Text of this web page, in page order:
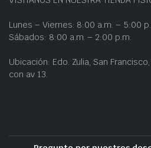
Lunes – Viernes: 8:00 a.m. – 5:00
Sábados: 8:00 a.m. – 2:00 p.m.
Ubicación: Edo. Zulia, San
con av 13.